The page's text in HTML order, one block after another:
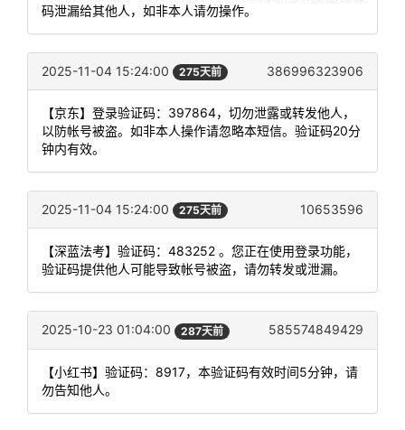
码泄漏给其他人，如非本人请勿操作。
2025-11-04 15:24:00 275天前 386996323906
【京东】登录验证码：397864，切勿泄露或转发他人，
以防帐号被盗。如非本人操作请忽略本短信。验证码20分
钟内有效。
2025-11-04 15:24:00 275天前 10653596
【深蓝法考】验证码：483252 。您正在使用登录功能，
验证码提供他人可能导致帐号被盗，请勿转发或泄漏。
2025-10-23 01:04:00 287天前 585574849429
【小红书】验证码：8917，本验证码有效时间5分钟，请
勿告知他人。